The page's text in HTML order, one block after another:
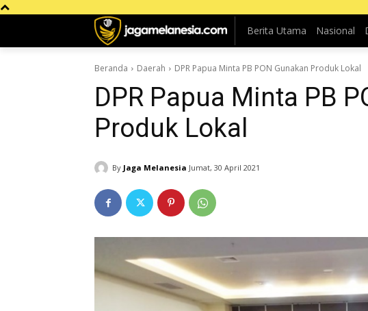
Berita Utama Nasional
Beranda Daerah DPR Papua Minta PB PON Gunakan Produk Lokal
DPR Papua Minta PB
Produk Lokal
By Jaga Melanesia Jumat, 30 April 2021